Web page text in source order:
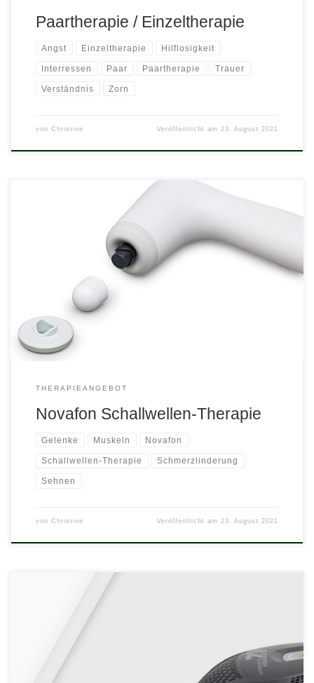
Paartherapie / Einzeltherapie
Angst Einzeltherapie Hilflosigkeit
Interressen Paar Paartherapie Trauer
Verständnis Zorn
von Christine Veröffentlicht am23. August 2021
Die sanften Vibrationen des NOVAFON Schallwellengerätes
helfen, Schmerzen zu reduzieren. Über die tiefgreifende
Gewebestimulation werden körpereigene Mechanismen angeregt
und die Funktionalität und Ansteuerung der Muskulatur steigern
sich.Die Lokale Vibrationstherapie ist bei chronischen Schmerzen
sogar wirksamer als Aspirin und verbessert sogar die
Bewegungsfunktion bei Schlaganfallpatienten. Wie funktioniert
das? Wenn sensorische Reize […]
THERAPIEANGEBOT
Novafon Schallwellen-Therapie
Gelenke Muskeln Novafon
Schallwellen-Therapie Schmerzlinderung
Sehnen
von Christine Veröffentlicht am23. August 2021
Was ist Lasertherapie? Die ersten medizinischen Anwendungen
der Lasertechnik wurden im Jahr 1960 durchgeführt. Der Ungar
Endre Mester untersuchte im Jahr 1963 die Auswirkung von
niederenergetischer Laserstrahlung auf schlecht heilende
Wunden. Bei der Low Level Laser Therapie werden Lasergeräte